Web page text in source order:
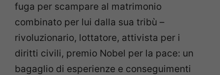
fuga per scampare al matrimonio
combinato per lui dalla sua tribù –
rivoluzionario, lottatore, attivista per i
diritti civili, premio Nobel per la pace: un
bagaglio di esperienze e conseguimenti